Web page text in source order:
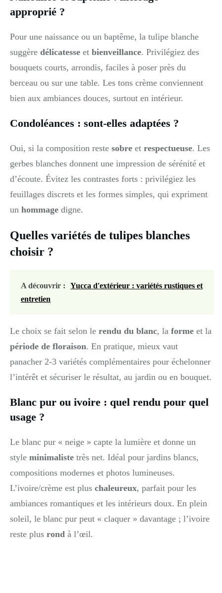
approprié ?
Pour une naissance ou un baptême, la tulipe blanche
suggère délicatesse et bienveillance. Privilégiez des
bouquets courts, arrondis, faciles à poser près du
berceau ou sur une table. Les tons crème conviennent
bien aux ambiances douces, surtout en intérieur.
Condoléances : sont-elles adaptées ?
Oui, si la composition reste sobre et respectueuse. Les
gerbes blanches donnent une impression de sérénité et
d’écoute. Évitez les contrastes forts : privilégiez les
feuillages discrets et les formes simples, qui expriment
un hommage digne.
Quelles variétés de tulipes blanches
choisir ?
A découvrir :
Yucca d'extérieur : variétés rustiques et
entretien
Le choix se fait selon le rendu du blanc, la forme et la
période de floraison. En pratique, mieux vaut
panacher 2-3 variétés complémentaires pour échelonner
l’intérêt et sécuriser le résultat, au jardin ou en bouquet.
Blanc pur ou ivoire : quel rendu pour quel
usage ?
Le blanc pur « neige » capte la lumière et donne un
style minimaliste très net. Idéal pour jardins blancs,
compositions modernes et photos lumineuses.
L’ivoire/crème est plus chaleureux, parfait pour les
ambiances romantiques et les intérieurs doux. En plein
soleil, le blanc pur peut « claquer » davantage ; l’ivoire
reste plus rond à l’œil.